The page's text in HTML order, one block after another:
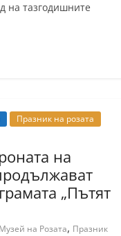
на тазгодишните
Празник на розата
на
„Пътят
Музей на Розата, Празник